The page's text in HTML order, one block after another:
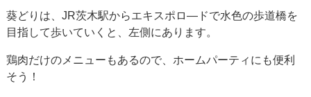
葵どりは、JR茨木駅からエキスポロ―ドで水色の歩道橋を
目指して歩いていくと、左側にあります。
鶏肉だけのメニューもあるので、ホームパーティにも便利
そう！